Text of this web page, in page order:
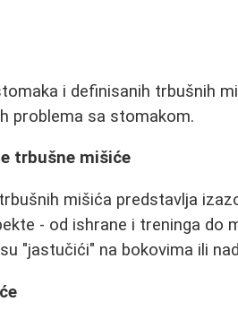
i definisanih trbušnih
problema sa stomakom.
trbušne mišiće
mišića predstavlja
- od ishrane i treninga do
"jastučići" na bokovima ili